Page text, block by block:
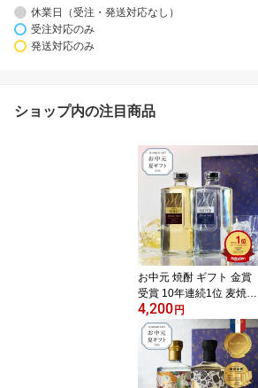
休業日（受注・発送対応なし）
受注対応のみ
発送対応のみ
ショップ内の注目商品
お中元 焼酎 ギフト 金賞
受賞 10年連続1位 麦焼酎
田苑ゴールド＆シルバー
（ Thank Youラベル）25
度 720ml 2本 焼酎 飲み
比べセット お酒 音楽仕
込み 糖質ゼロ プリン体
4,200 円